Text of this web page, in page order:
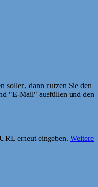
sollen, dann nutzen Sie den
"E-Mail" ausfüllen und den
erneut eingeben. Weitere